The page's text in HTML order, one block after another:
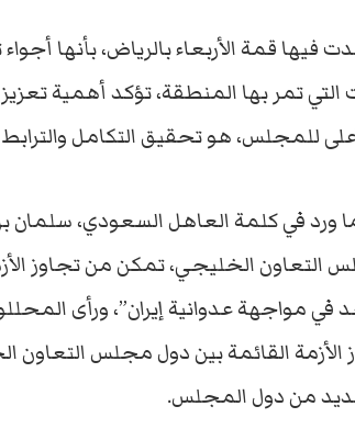
فيها قمة الأربعاء بالرياض، بأنها
التي تمر بها المنطقة، تؤكد أهمية
للمجلس، هو تحقيق التكامل والترابط
في كلمة العاهل السعودي، سلمان
التعاون الخليجي، تمكن من تجاوز
مواجهة عدوانية إيران”، ورأى
القائمة بين دول مجلس التعاون
من دول المجلس.